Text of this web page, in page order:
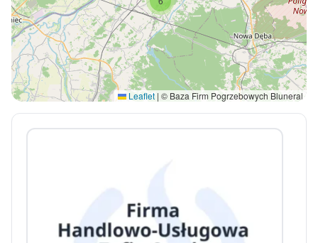
Leaflet | © Baza Firm Pogrzebowych Bluneral